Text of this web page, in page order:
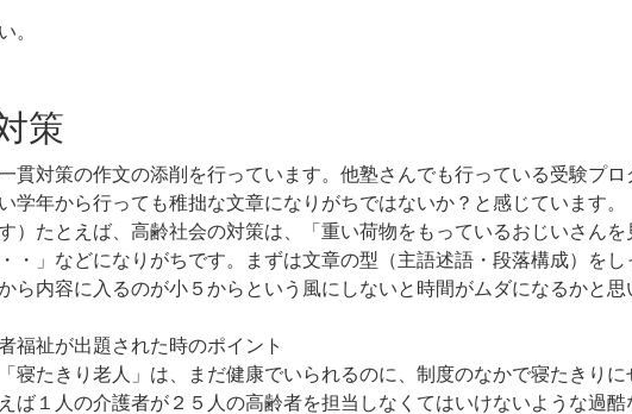
。
策
貫対策の作文の添削を行っています。他塾さんでも行っている受験プロ
学年から行っても稚拙な文章になりがちではないか？と感じています
）たとえば、高齢社会の対策は、「重い荷物をもっているおじいさん
・」などになりがちです。まずは文章の型（主語述語・段落構成）を
ら内容に入るのが小５からという風にしないと時間がムダになるかと思
福祉が出題された時のポイント
「寝たきり老人」は、まだ健康でいられるのに、制度のなかで寝たきり
ば１人の介護者が２５人の高齢者を担当しなくてはいけないような過